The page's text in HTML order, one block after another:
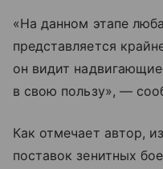
«На данном этапе
представляется
он видит
в свою пользу», —
Как отмечает автор,
поставок зенитных